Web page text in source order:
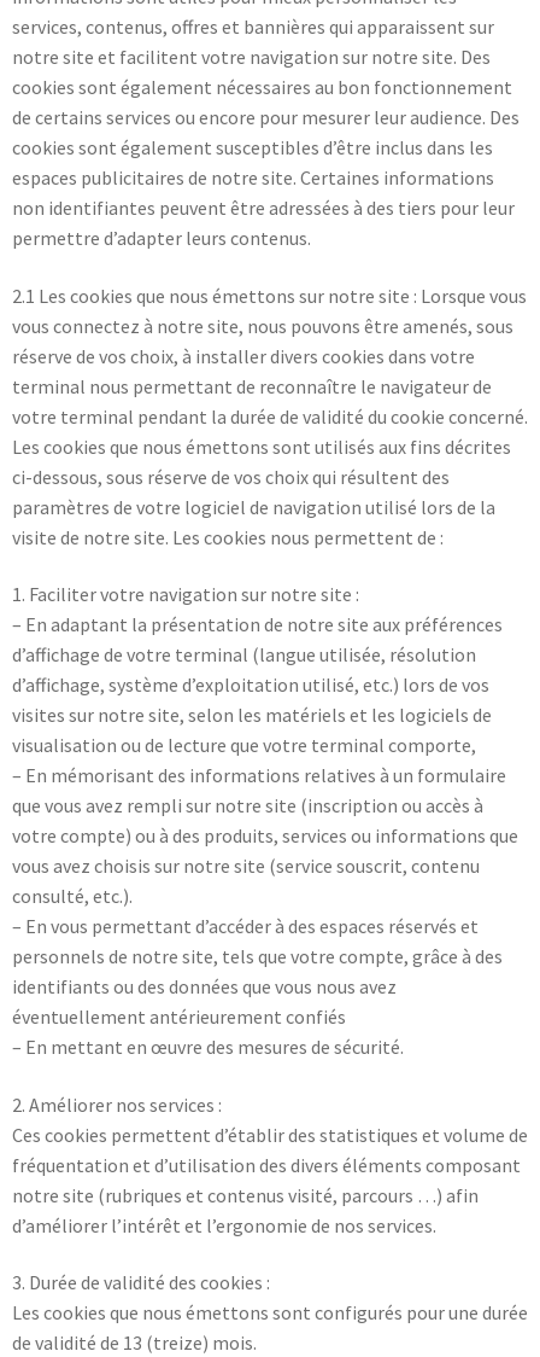
services, contenus, offres et bannières qui apparaissent sur
notre site et facilitent votre navigation sur notre site. Des
cookies sont également nécessaires au bon fonctionnement
de certains services ou encore pour mesurer leur audience. Des
cookies sont également susceptibles d’être inclus dans les
espaces publicitaires de notre site. Certaines informations
non identifiantes peuvent être adressées à des tiers pour leur
permettre d’adapter leurs contenus.
2.1 Les cookies que nous émettons sur notre site : Lorsque vous
vous connectez à notre site, nous pouvons être amenés, sous
réserve de vos choix, à installer divers cookies dans votre
terminal nous permettant de reconnaître le navigateur de
votre terminal pendant la durée de validité du cookie concerné.
Les cookies que nous émettons sont utilisés aux fins décrites
ci-dessous, sous réserve de vos choix qui résultent des
paramètres de votre logiciel de navigation utilisé lors de la
visite de notre site. Les cookies nous permettent de :
1. Faciliter votre navigation sur notre site :
– En adaptant la présentation de notre site aux préférences
d’affichage de votre terminal (langue utilisée, résolution
d’affichage, système d’exploitation utilisé, etc.) lors de vos
visites sur notre site, selon les matériels et les logiciels de
visualisation ou de lecture que votre terminal comporte,
– En mémorisant des informations relatives à un formulaire
que vous avez rempli sur notre site (inscription ou accès à
votre compte) ou à des produits, services ou informations que
vous avez choisis sur notre site (service souscrit, contenu
consulté, etc.).
– En vous permettant d’accéder à des espaces réservés et
personnels de notre site, tels que votre compte, grâce à des
identifiants ou des données que vous nous avez
éventuellement antérieurement confiés
– En mettant en œuvre des mesures de sécurité.
2. Améliorer nos services :
Ces cookies permettent d’établir des statistiques et volume de
fréquentation et d’utilisation des divers éléments composant
notre site (rubriques et contenus visité, parcours …) afin
d’améliorer l’intérêt et l’ergonomie de nos services.
3. Durée de validité des cookies :
Les cookies que nous émettons sont configurés pour une durée
de validité de 13 (treize) mois.